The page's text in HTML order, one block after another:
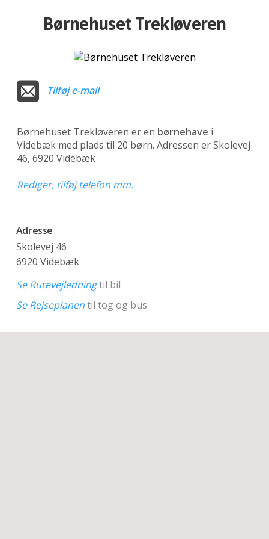
Børnehuset Trekløveren
Tilføj e-mail
Børnehuset Trekløveren er en børnehave i
Videbæk med plads til 20 børn. Adressen er Skolevej
46, 6920 Videbæk
Rediger, tilføj telefon mm.
Adresse
Skolevej 46
6920 Videbæk
Se Rutevejledningtil bil
Se Rejseplanentil tog og bus